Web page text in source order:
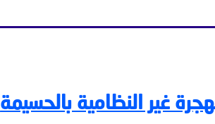
غير النظامية بالحسيمة